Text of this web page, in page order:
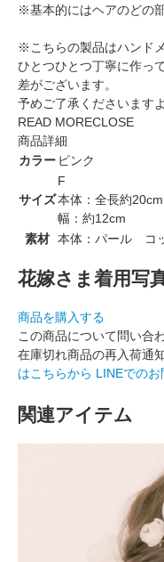
※基本的にはヘアのどの
※こちらの製品はハンド
ひとつひとつ丁寧に作っ
差がございます。
予めご了承くださいます
READ MORECLOSE
商品詳細
カラー ピンク
サイズ
F
本体：全長約20cm
幅：約12cm
素材 本体：パール コ
花嫁さま着用写
商品を購入する
この商品について問い合
在庫切れ商品の再入荷通
はこちらから LINEでの
関連アイテム